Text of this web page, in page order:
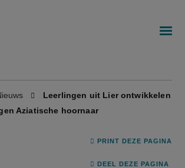
Leerlingen uit Lier ontwikkelen
Aziatische hoornaar
PRINT DEZE PAGINA
DEEL DEZE PAGINA